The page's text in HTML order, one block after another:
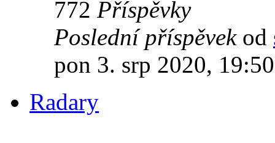
772 Příspěvky
Poslední příspěvekod
pon 3. srp 2020, 19:50
Radary